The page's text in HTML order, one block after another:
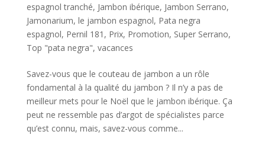
espagnol tranché, Jambon ibérique, Jambon Serrano,
Jamonarium, le jambon espagnol, Pata negra
espagnol, Pernil 181 , Prix, Promotion, Super Serrano,
Top "pata negra", vacances
Savez-vous que le couteau de jambon a un rôle
fondamental à la qualité du jambon ? Il n’y a pas de
meilleur mets pour le Noël que le jambon ibérique. Ça
peut ne ressemble pas d’argot de spécialistes parce
qu’est connu, mais, savez-vous comme...